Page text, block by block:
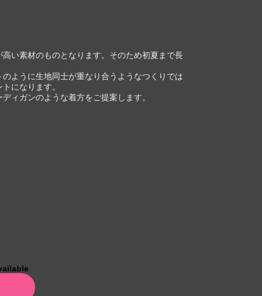
い素材のものとなります。そのため初夏まで長
ように生地同士が重なり合うようなつくりでは
になります。
ィガンのような着方をご提案します。